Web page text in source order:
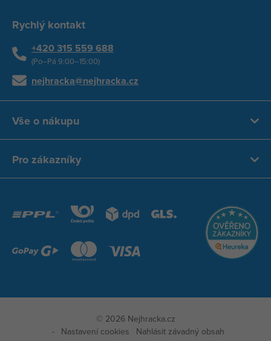
Rychlý kontakt
+420 315 559 688
(Po–Pá 9:00–15:00)
nejhracka@nejhracka.cz
Vše o nákupu
Pro zákazníky
© 2026 Nejhracka.cz
Nastavení cookies
Nahlásit závadný obsah